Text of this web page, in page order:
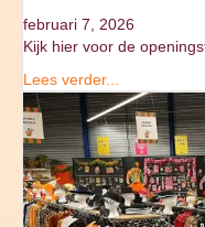
februari 7, 2026
Kijk hier voor de
Lees verder...